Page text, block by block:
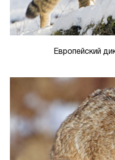
Европейский